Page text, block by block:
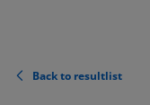
Back to resultlist